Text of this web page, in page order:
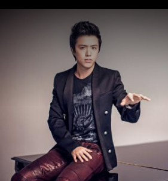
Home News Musik Videos
Chopin Preludes